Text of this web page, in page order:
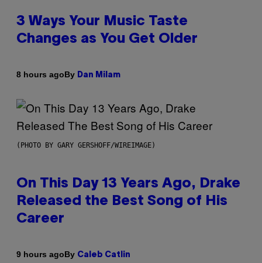
3 Ways Your Music Taste
Changes as You Get Older
8 hours agoBy Dan Milam
(PHOTO BY GARY GERSHOFF/WIREIMAGE)
On This Day 13 Years Ago, Drake
Released the Best Song of His
Career
9 hours agoBy Caleb Catlin